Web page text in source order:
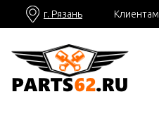
г. Рязань Клиентам